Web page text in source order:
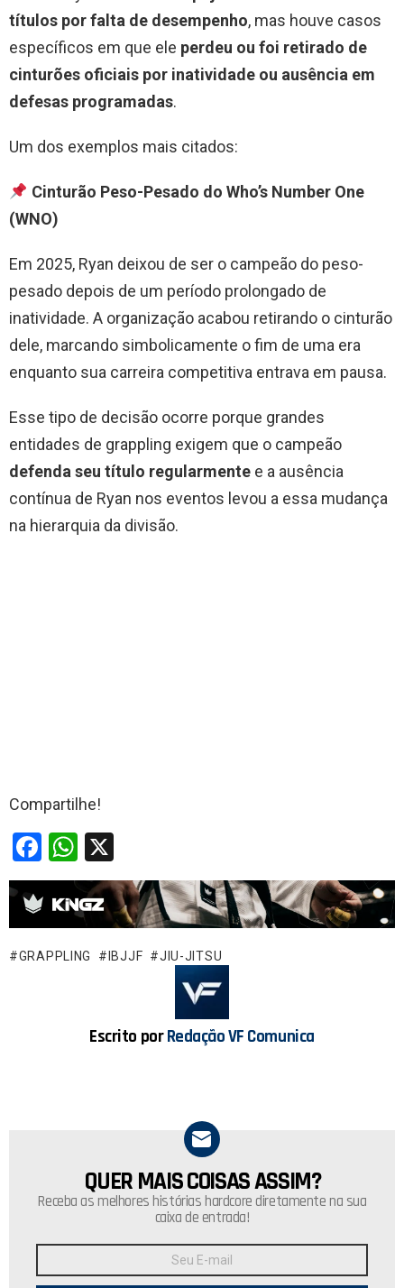
títulos por falta de desempenho, mas houve casos
específicos em que ele perdeu ou foi retirado de
cinturões oficiais por inatividade ou ausência em
defesas programadas.
Um dos exemplos mais citados:
Cinturão Peso-Pesado do Who’s Number One
(WNO)
Em 2025, Ryan deixou de ser o campeão do peso-
pesado depois de um período prolongado de
inatividade. A organização acabou retirando o cinturão
dele, marcando simbolicamente o fim de uma era
enquanto sua carreira competitiva entrava em pausa.
Esse tipo de decisão ocorre porque grandes
entidades de grappling exigem que o campeão
defenda seu título regularmente e a ausência
contínua de Ryan nos eventos levou a essa mudança
na hierarquia da divisão.
Compartilhe!
F
a
ce
b
o
W
h
at
s
A
GRAPPLING IBJJF JIU-JITSU
Escrito porRedação VF Comunica
NEWSLETTER
QUER MAIS COISAS ASSIM?
Receba as melhores histórias hardcore diretamente na sua
caixa de entrada!
E-